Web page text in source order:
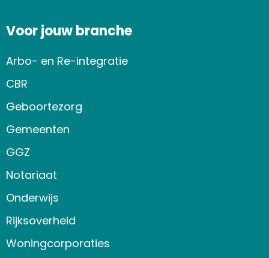
Voor jouw branche
Arbo- en Re-integratie
CBR
Geboortezorg
Gemeenten
GGZ
Notariaat
Onderwijs
Rijksoverheid
Woningcorporaties